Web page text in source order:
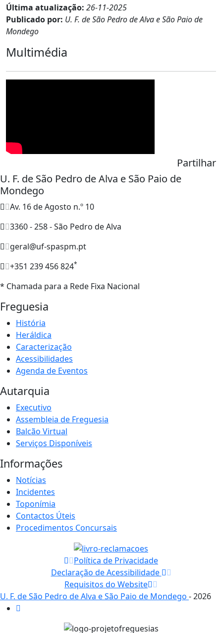
Última atualização: 26-11-2025
Publicado por: U. F. de São Pedro de Alva e São Paio de
Mondego
Multimédia
Partilhar
U. F. de São Pedro de Alva e São Paio de
Mondego
Av. 16 de Agosto n.º 10
3360 - 258 - São Pedro de Alva
geral@uf-spaspm.pt
+351 239 456 824*
* Chamada para a Rede Fixa Nacional
Freguesia
História
Heráldica
Caracterização
Acessibilidades
Agenda de Eventos
Autarquia
Executivo
Assembleia de Freguesia
Balcão Virtual
Serviços Disponíveis
Informações
Notícias
Incidentes
Toponímia
Contactos Úteis
Procedimentos Concursais
Política de Privacidade
Declaração de Acessibilidade
Requisitos do Website
U. F. de São Pedro de Alva e São Paio de Mondego - 2026